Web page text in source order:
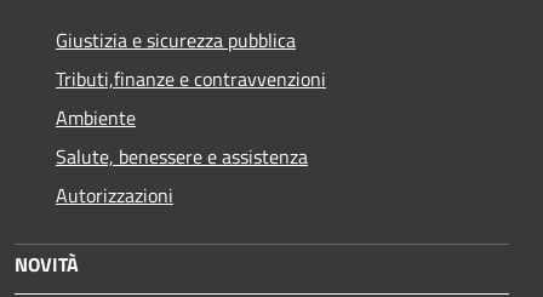
Giustizia e sicurezza pubblica
Tributi,finanze e contravvenzioni
Ambiente
Salute, benessere e assistenza
Autorizzazioni
NOVITÀ